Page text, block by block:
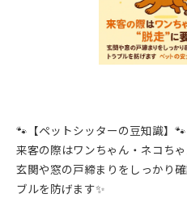
🐾【ペットシッターの豆知識】🐾
来客の際はワンちゃん・ネコちゃ
玄関や窓の戸締まりをしっかり
ブルを防げます✨